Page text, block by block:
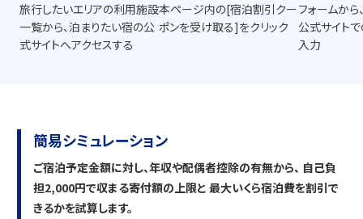
旅行したいエリアの利用施設
一覧から、泊まりたい宿の公
式サイトへアクセスする
本ページ内の[宿泊割引クー
ポンを受け取る]をクリック
フォームから
公式サイト
入力
簡易シミュレーション
ご宿泊予定金額に対し、年収や配偶者控除の有無から、 自己負
担2,000円で収まる寄付額の上限と 最大いくら宿泊費を割引で
きるかを試算します。